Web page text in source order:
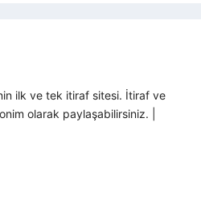
ilk ve tek itiraf sitesi. İtiraf ve
olarak paylaşabilirsiniz. |